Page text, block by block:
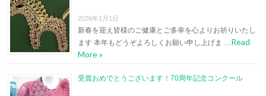
2026年1月1日
新春を迎え皆様のご健康とご多幸を心よりお祈りいたし
ます 本年もどうぞよろしくお願い申し上げま …Read
More »
受賞おめでとうございます！70周年記念コンクール